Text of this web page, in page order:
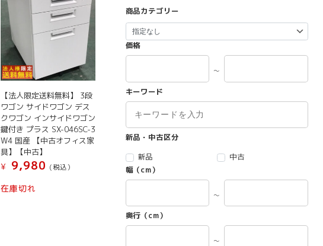
【法人限定送料無料】 3段
ワゴン サイドワゴン デス
クワゴン インサイドワゴン
鍵付き プラス SX-046SC-3
W4 国産 【中古オフィス家
具】【中古】
¥
9,980 (税込）
在庫切れ
商品カテゴリー
価格
～
キーワード
新品・中古区分
新品
中古
幅（cm）
～
奥行（cm）
～